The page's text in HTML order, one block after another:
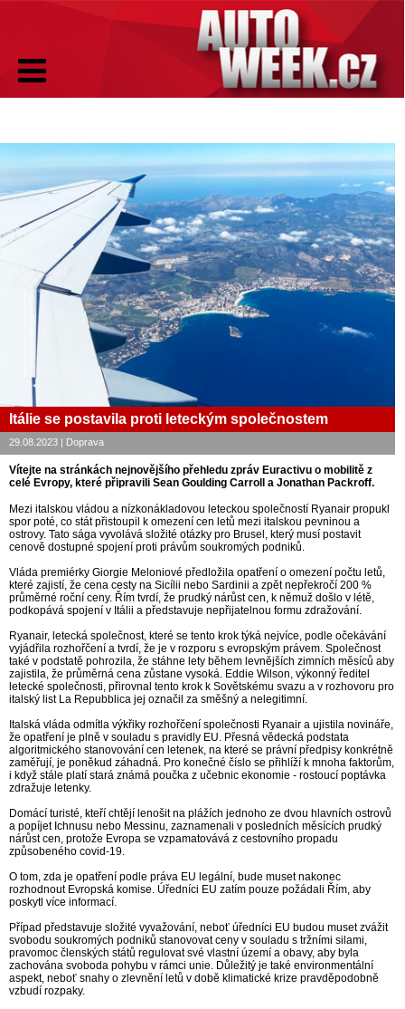
Itálie se postavila proti leteckým společnostem
29.08.2023 | Doprava
Vítejte na stránkách nejnovějšího přehledu zpráv Euractivu o mobilitě z
celé Evropy, které připravili Sean Goulding Carroll a Jonathan Packroff.
Mezi italskou vládou a nízkonákladovou leteckou společností Ryanair propukl
spor poté, co stát přistoupil k omezení cen letů mezi italskou pevninou a
ostrovy. Tato sága vyvolává složité otázky pro Brusel, který musí postavit
cenově dostupné spojení proti právům soukromých podniků.
Vláda premiérky Giorgie Meloniové předložila opatření o omezení počtu letů,
které zajistí, že cena cesty na Sicílii nebo Sardinii a zpět nepřekročí 200 %
průměrné roční ceny. Řím tvrdí, že prudký nárůst cen, k němuž došlo v létě,
podkopává spojení v Itálii a představuje nepřijatelnou formu zdražování.
Ryanair, letecká společnost, které se tento krok týká nejvíce, podle očekávání
vyjádřila rozhořčení a tvrdí, že je v rozporu s evropským právem. Společnost
také v podstatě pohrozila, že stáhne lety během levnějších zimních měsíců aby
zajistila, že průměrná cena zůstane vysoká. Eddie Wilson, výkonný ředitel
letecké společnosti, přirovnal tento krok k Sovětskému svazu a v rozhovoru pro
italský list La Repubblica jej označil za směšný a nelegitimní.
Italská vláda odmítla výkřiky rozhořčení společnosti Ryanair a ujistila novináře,
že opatření je plně v souladu s pravidly EU. Přesná vědecká podstata
algoritmického stanovování cen letenek, na které se právní předpisy konkrétně
zaměřují, je poněkud záhadná. Pro konečné číslo se přihlíží k mnoha faktorům,
i když stále platí stará známá poučka z učebnic ekonomie - rostoucí poptávka
zdražuje letenky.
Domácí turisté, kteří chtějí lenošit na plážích jednoho ze dvou hlavních ostrovů
a popíjet Ichnusu nebo Messinu, zaznamenali v posledních měsících prudký
nárůst cen, protože Evropa se vzpamatovává z cestovního propadu
způsobeného covid-19.
O tom, zda je opatření podle práva EU legální, bude muset nakonec
rozhodnout Evropská komise. Úředníci EU zatím pouze požádali Řím, aby
poskytl více informací.
Případ představuje složité vyvažování, neboť úředníci EU budou muset zvážit
svobodu soukromých podniků stanovovat ceny v souladu s tržními silami,
pravomoc členských států regulovat své vlastní území a obavy, aby byla
zachována svoboda pohybu v rámci unie. Důležitý je také environmentální
aspekt, neboť snahy o zlevnění letů v době klimatické krize pravděpodobně
vzbudí rozpaky.